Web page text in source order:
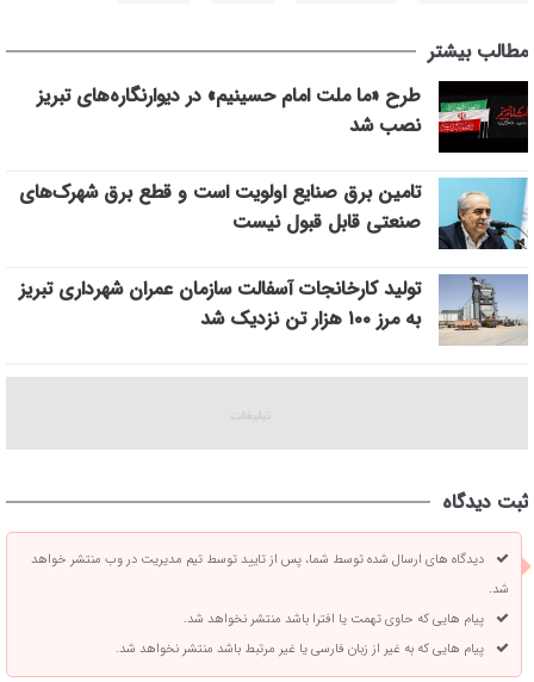
مطالب بیشتر
طرح «ما ملت امام حسینیم» در دیوارنگاره‌های تبریز
نصب شد
تامین برق صنایع اولویت است و قطع برق شهرک‌های
صنعتی قابل قبول نیست
تولید کارخانجات آسفالت سازمان عمران شهرداری تبریز
به مرز ۱۰۰ هزار تن نزدیک شد
ثبت دیدگاه
دیدگاه های ارسال شده توسط شما، پس از تایید توسط تیم مدیریت در وب منتشر خواهد
شد.
پیام هایی که حاوی تهمت یا افترا باشد منتشر نخواهد شد.
پیام هایی که به غیر از زبان فارسی یا غیر مرتبط باشد منتشر نخواهد شد.